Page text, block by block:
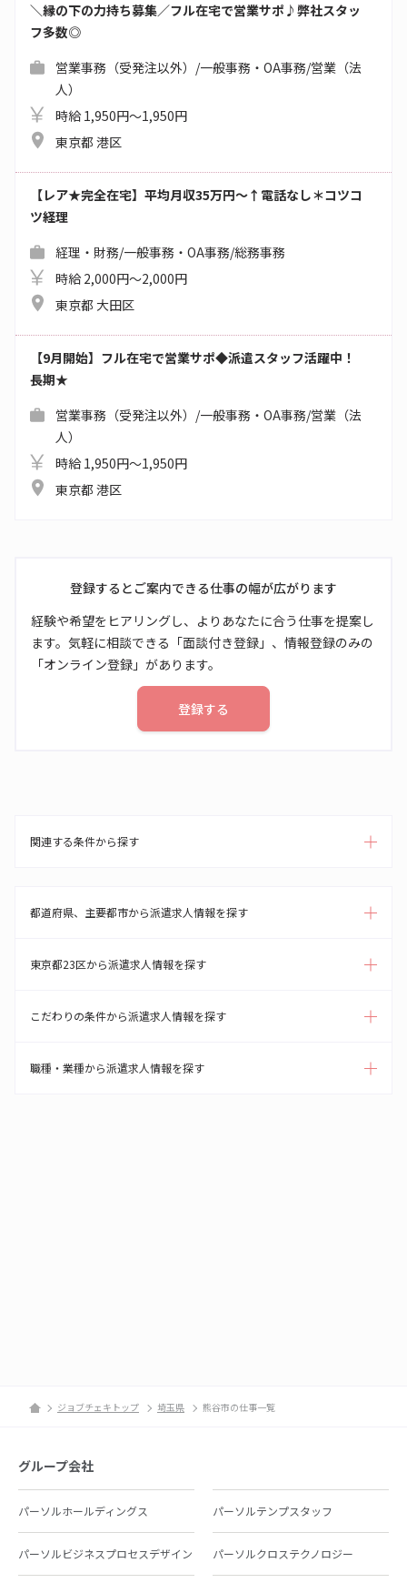
＼縁の下の力持ち募集／フル在宅で営業サポ♪弊社スタッ
フ多数◎
営業事務（受発注以外）/一般事務・OA事務/営業（法
人）
時給 1,950円～1,950円
東京都 港区
【レア★完全在宅】平均月収35万円～↑電話なし＊コツコ
ツ経理
経理・財務/一般事務・OA事務/総務事務
時給 2,000円～2,000円
東京都 大田区
【9月開始】フル在宅で営業サポ◆派遣スタッフ活躍中！
長期★
営業事務（受発注以外）/一般事務・OA事務/営業（法
人）
時給 1,950円～1,950円
東京都 港区
登録するとご案内できる仕事の幅が広がります
経験や希望をヒアリングし、よりあなたに合う仕事を提案し
ます。気軽に相談できる「面談付き登録」、情報登録のみの
「オンライン登録」があります。
登録する
関連する条件から探す
都道府県、主要都市から派遣求人情報を探す
東京都23区から派遣求人情報を探す
こだわりの条件から派遣求人情報を探す
職種・業種から派遣求人情報を探す
ジョブチェキトップ 埼玉県 熊谷市の仕事一覧
グループ会社
パーソルホールディングス パーソルテンプスタッフ
パーソルビジネスプロセスデザイン パーソルクロステクノロジー